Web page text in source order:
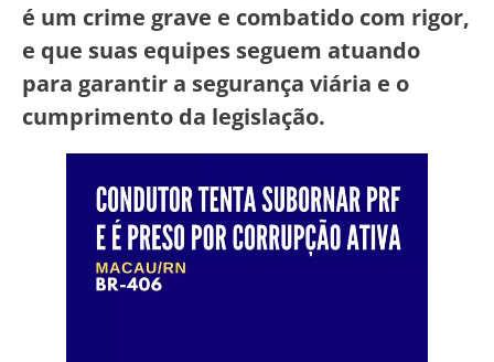
é um crime grave e combatido com rigor,
e que suas equipes seguem atuando
para garantir a segurança viária e o
cumprimento da legislação.